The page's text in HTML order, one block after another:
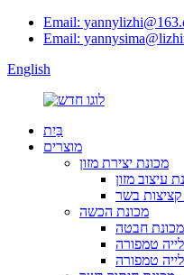
Email:
Email:
English
בַּיִת
מוצרים
מכונת יצירת מזון
מכונת הכשה